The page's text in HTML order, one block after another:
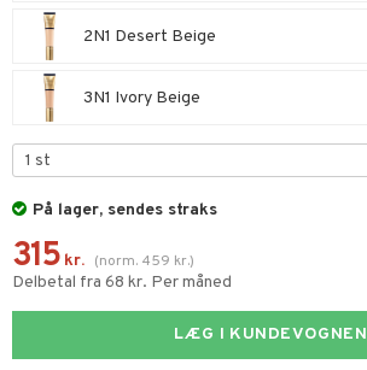
2N1 Desert Beige
3N1 Ivory Beige
På lager, sendes straks
315 kr. (norm. 459 kr.)
Delbetal fra 68 kr. Per måned
LÆG I KUNDEVOGNEN